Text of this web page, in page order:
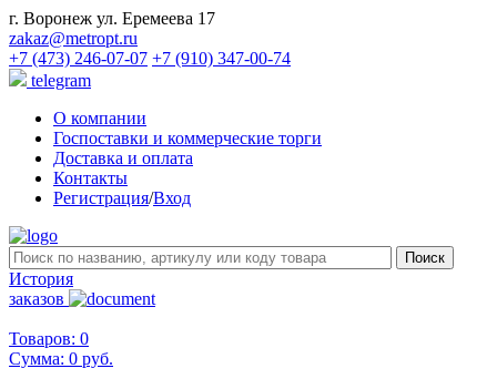
г. Воронеж ул. Еремеева 17
zakaz@metropt.ru
+7 (473) 246-07-07 +7 (910) 347-00-74
telegram
О компании
Госпоставки и коммерческие торги
Доставка и оплата
Контакты
Регистрация/Вход
История
заказов
Товаров: 0
Сумма: 0 руб.